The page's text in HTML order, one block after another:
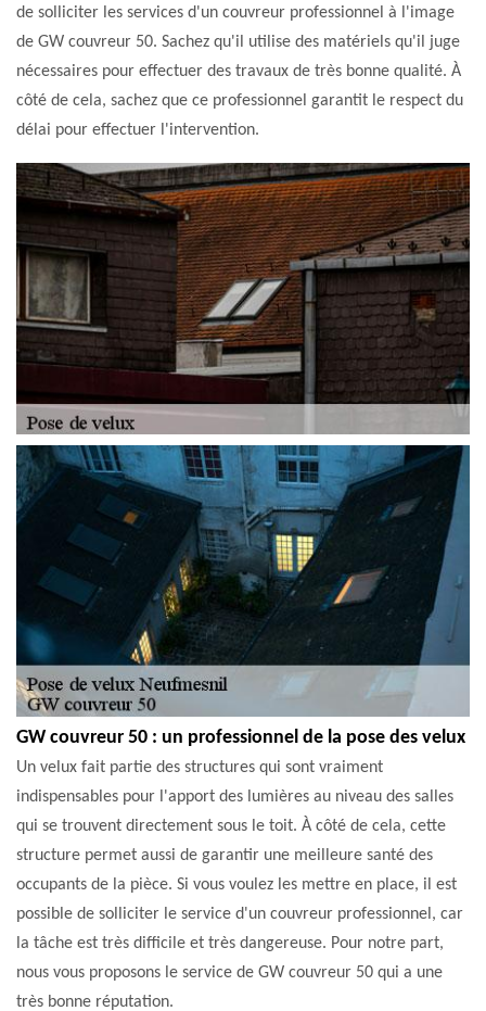
de solliciter les services d'un couvreur professionnel à l'image
de GW couvreur 50. Sachez qu'il utilise des matériels qu'il juge
nécessaires pour effectuer des travaux de très bonne qualité. À
côté de cela, sachez que ce professionnel garantit le respect du
délai pour effectuer l'intervention.
GW couvreur 50 : un professionnel de la pose des velux
Un velux fait partie des structures qui sont vraiment
indispensables pour l'apport des lumières au niveau des salles
qui se trouvent directement sous le toit. À côté de cela, cette
structure permet aussi de garantir une meilleure santé des
occupants de la pièce. Si vous voulez les mettre en place, il est
possible de solliciter le service d'un couvreur professionnel, car
la tâche est très difficile et très dangereuse. Pour notre part,
nous vous proposons le service de GW couvreur 50 qui a une
très bonne réputation.